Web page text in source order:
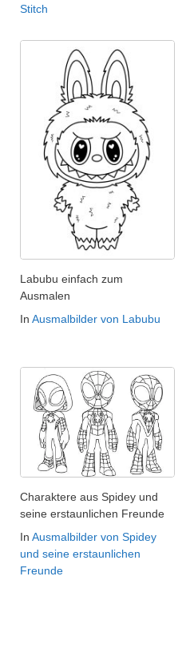
Stitch
Labubu einfach zum
Ausmalen
In Ausmalbilder von Labubu
Charaktere aus Spidey und
seine erstaunlichen Freunde
In Ausmalbilder von Spidey
und seine erstaunlichen
Freunde